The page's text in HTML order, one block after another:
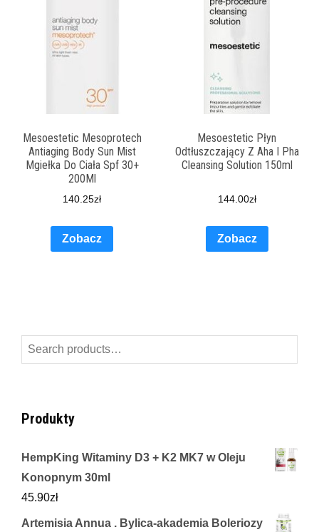
Mesoestetic Mesoprotech
Antiaging Body Sun Mist
Mgiełka Do Ciała Spf 30+
200Ml
140.25zł
Zobacz
Mesoestetic Płyn
Odtłuszczający Z Aha I Pha
Cleansing Solution 150ml
144.00zł
Zobacz
Search
for:
Produkty
HempKing Witaminy D3 + K2 MK7 w Oleju
Konopnym 30ml
45.90zł
Artemisia Annua . Bylica-akademia Boleriozy